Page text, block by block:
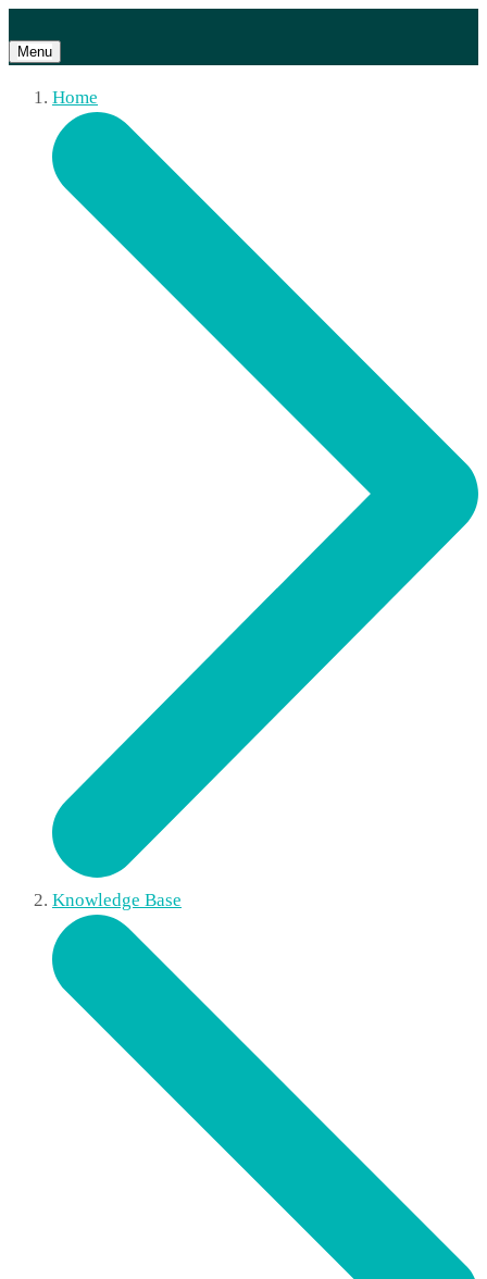
Menu
Home
Knowledge Base